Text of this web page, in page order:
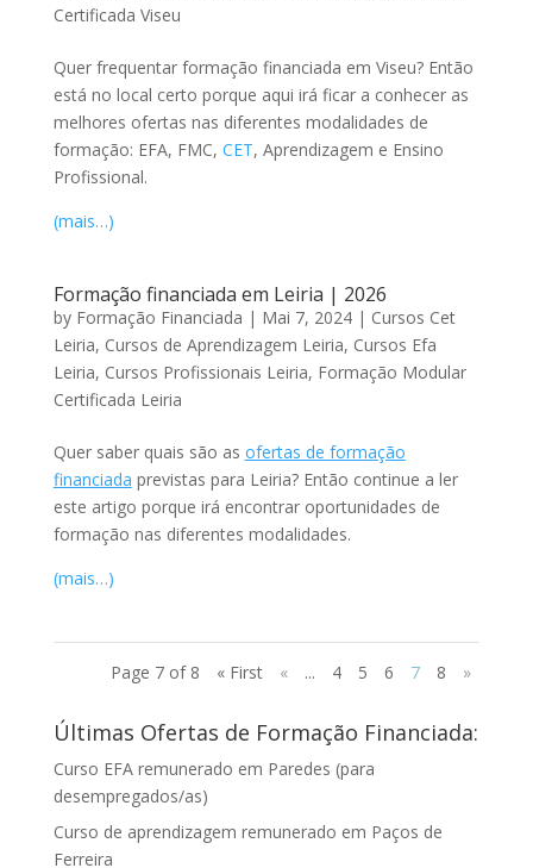
Certificada Viseu
Quer frequentar formação financiada em Viseu? Então
está no local certo porque aqui irá ficar a conhecer as
melhores ofertas nas diferentes modalidades de
formação: EFA, FMC, CET, Aprendizagem e Ensino
Profissional.
(mais…)
Formação financiada em Leiria | 2026
by Formação Financiada | Mai 7, 2024| Cursos Cet
Leiria, Cursos de Aprendizagem Leiria, Cursos Efa
Leiria, Cursos Profissionais Leiria, Formação Modular
Certificada Leiria
Quer saber quais são as ofertas de formação
financiada previstas para Leiria? Então continue a ler
este artigo porque irá encontrar oportunidades de
formação nas diferentes modalidades.
(mais…)
Page 7 of 8 « First « ... 4 5 6 7 8 »
Últimas Ofertas de Formação Financiada:
Curso EFA remunerado em Paredes (para
desempregados/as)
Curso de aprendizagem remunerado em Paços de
Ferreira